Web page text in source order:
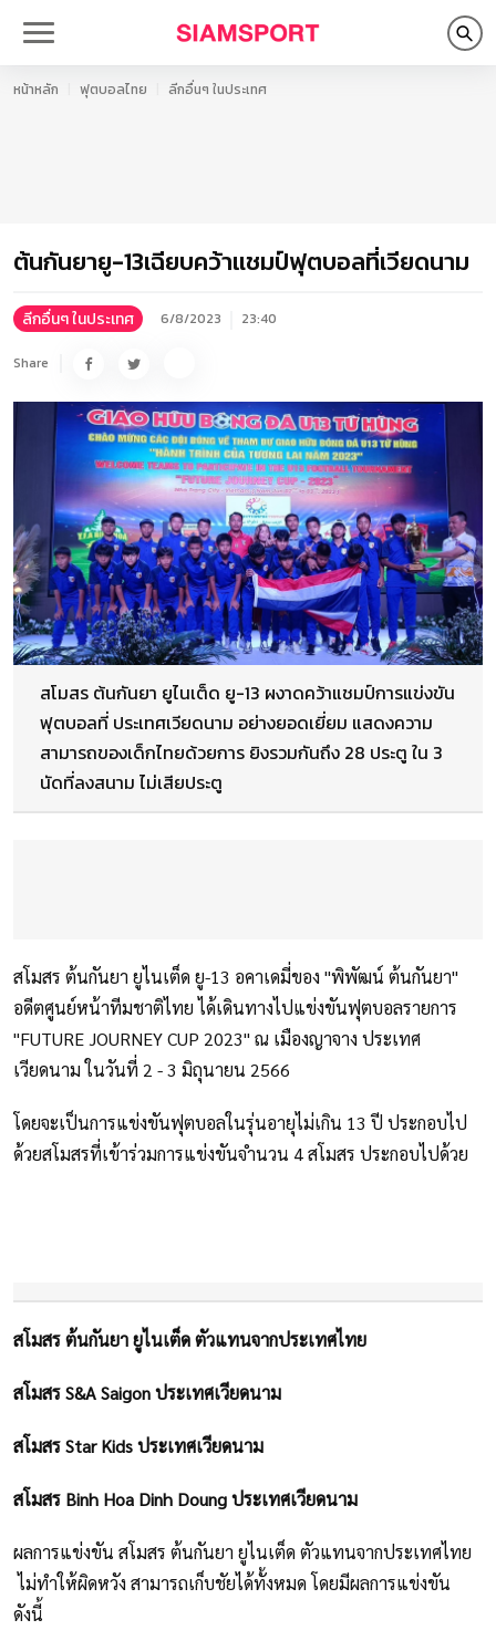
หน้าหลัก ฟุตบอลไทย ลีกอื่นๆ ในประเทศ
ต้นกันยายู-13เฉียบคว้าแชมป์ฟุตบอลที่เวียดนาม
ลีกอื่นๆ ในประเทศ 6/8/2023 23:40
Share
สโมสร ต้นกันยา ยูไนเต็ด ยู-13 ผงาดคว้าแชมป์การแข่งขัน
ฟุตบอลที่ ประเทศเวียดนาม อย่างยอดเยี่ยม แสดงความ
สามารถของเด็กไทยด้วยการ ยิงรวมกันถึง 28 ประตู ใน 3
นัดที่ลงสนาม ไม่เสียประตู
สโมสร ต้นกันยา ยูไนเต็ด ยู-13 อคาเดมี่ของ "พิพัฒน์ ต้นกันยา"
อดีตศูนย์หน้าทีมชาติไทย ได้เดินทางไปแข่งขันฟุตบอลรายการ
"FUTURE JOURNEY CUP 2023" ณ เมืองญาจาง ประเทศ
เวียดนาม ในวันที่ 2 - 3 มิถุนายน 2566
โดยจะเป็นการแข่งขันฟุตบอลในรุ่นอายุไม่เกิน 13 ปี ประกอบไป
ด้วยสโมสรที่เข้าร่วมการแข่งขันจำนวน 4 สโมสร ประกอบไปด้วย
สโมสร ต้นกันยา ยูไนเต็ด ตัวแทนจากประเทศไทย
สโมสร S&A Saigon ประเทศเวียดนาม
สโมสร Star Kids ประเทศเวียดนาม
สโมสร Binh Hoa Dinh Doung ประเทศเวียดนาม
ผลการแข่งขัน สโมสร ต้นกันยา ยูไนเต็ด ตัวแทนจากประเทศไทย
ไม่ทำให้ผิดหวัง สามารถเก็บชัยได้ทั้งหมด โดยมีผลการแข่งขัน
ดังนี้